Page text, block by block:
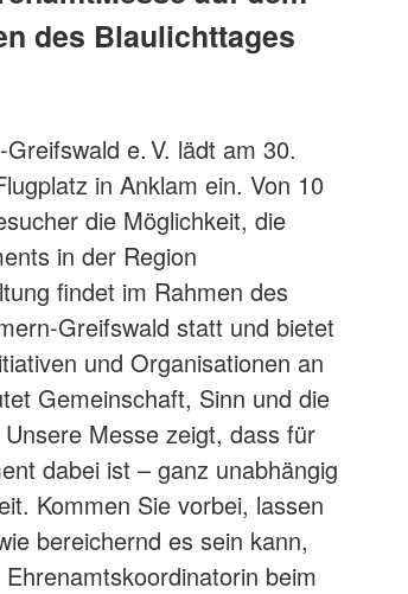
des Blaulichttages
e. V. lädt am 30.
in Anklam ein. Von 10
die Möglichkeit, die
in der Region
findet im Rahmen des
Greifswald statt und bietet
und Organisationen an
Gemeinschaft, Sinn und die
Messe zeigt, dass für
dabei ist – ganz unabhängig
Kommen Sie vorbei, lassen
bereichernd es sein kann,
beim